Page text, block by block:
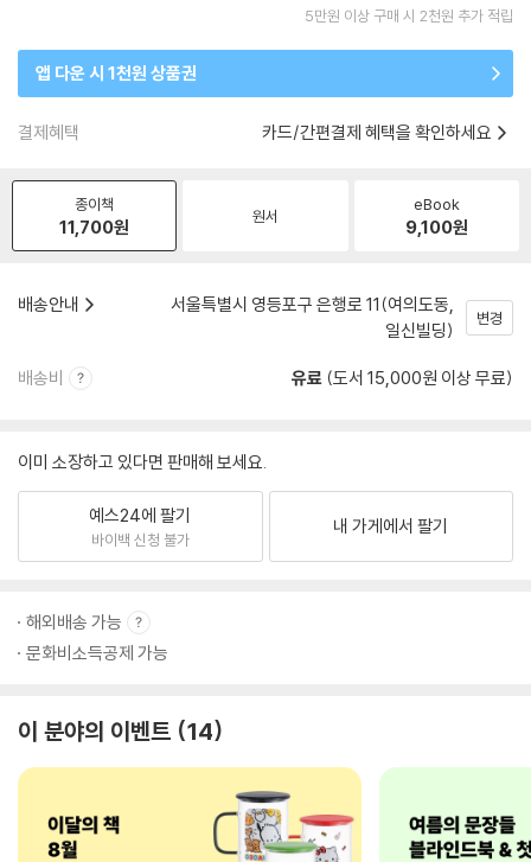
5만원 이상 구매 시 2천원 추가 적립
앱 다운 시 1천원 상품권
결제혜택 카드/간편결제 혜택을 확인하세요
종이책
11,700원 원서
eBook
9,100원
배송안내
서울특별시 영등포구 은행로 11(여의도동,
일신빌딩)
변경
배송비 유료 (도서 15,000원 이상 무료)
이미 소장하고 있다면 판매해 보세요.
예스24에 팔기
바이백 신청 불가
내 가게에서 팔기
해외배송 가능
문화비소득공제 가능
이 분야의 이벤트 14